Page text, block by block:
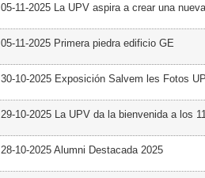
05-11-2025 La UPV aspira a crear una
05-11-2025 Primera piedra edificio GE
30-10-2025 Exposición Salvem les Fotos
29-10-2025 La UPV da la bienvenida a los
28-10-2025 Alumni Destacada 2025